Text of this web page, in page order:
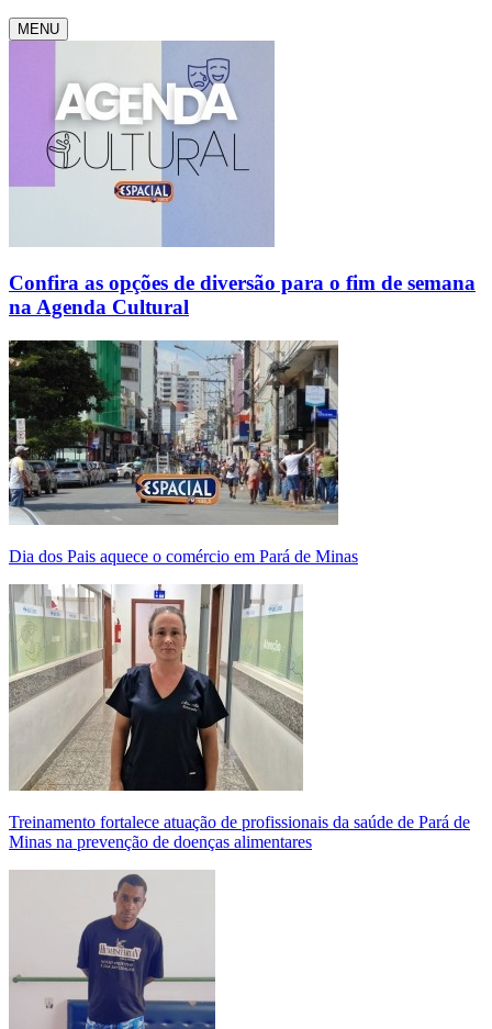
MENU
Confira as opções de diversão para o fim de semana
na Agenda Cultural
Dia dos Pais aquece o comércio em Pará de Minas
Treinamento fortalece atuação de profissionais da saúde de Pará de
Minas na prevenção de doenças alimentares